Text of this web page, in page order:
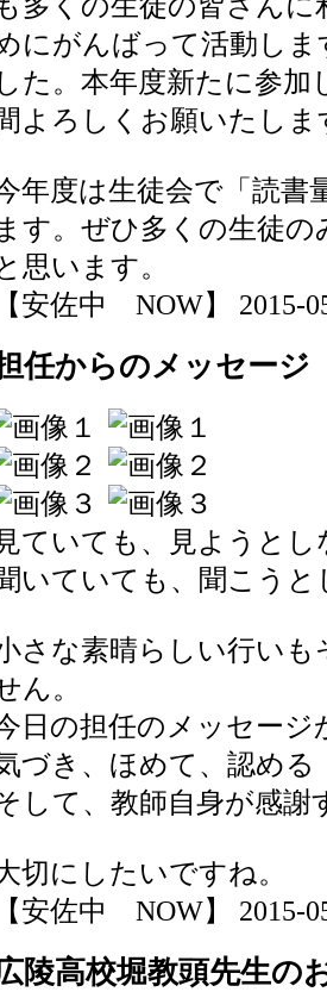
にがんばって活動し
した。本年度新たに参
よろしくお願いたしま
年度は生徒会で「読書
ます。ぜひ多くの生徒
思います。
【安佐中 NOW】 2015-
任からのメッセージ
見ていても、見ようと
いていても、聞こう
さな素晴らしい行い
ん。
日の担任のメッセー
づき、ほめて、認める
して、教師自身が感謝
切にしたいですね。
【安佐中 NOW】 2015-
陵高校堀教頭先生の